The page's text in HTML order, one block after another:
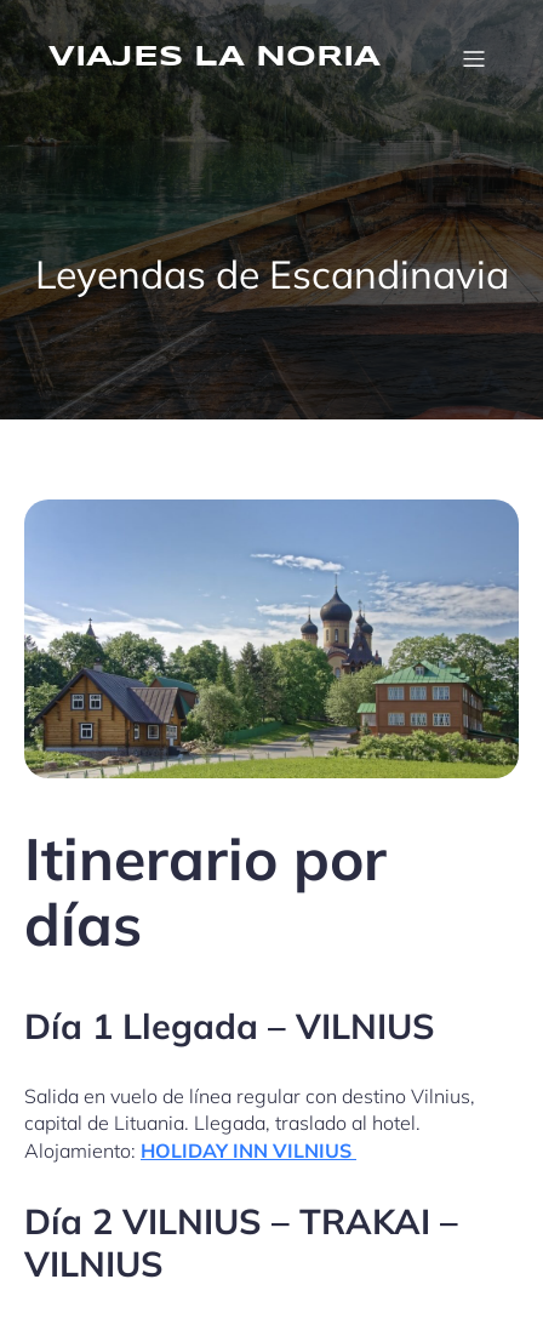
Saltar
al
contenidoVIAJES LA NORIA
Leyendas de Escandinavia
Itinerario por
días
Día 1 Llegada – VILNIUS
Salida en vuelo de línea regular con destino Vilnius,
capital de Lituania. Llegada, traslado al hotel.
Alojamiento: HOLIDAY INN VILNIUS
Día 2 VILNIUS – TRAKAI –
VILNIUS